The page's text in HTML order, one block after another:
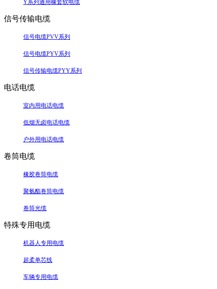
Y系列通用橡套软电缆
信号传输电缆
信号电缆PVV系列
信号电缆PYV系列
信号传输电缆PYY系列
电话电缆
室内用电话电缆
低烟无卤电话电缆
户外用电话电缆
卷筒电缆
橡胶卷筒电缆
聚氨酯卷筒电缆
卷筒光缆
特殊专用电缆
机器人专用电缆
超柔单芯线
车辆专用电缆